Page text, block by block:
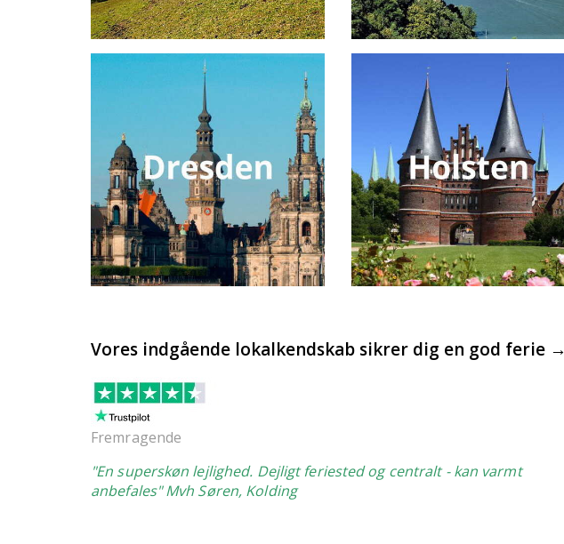
Vores indgående lokalkendskab sikrer dig en god ferie →
Fremragende
"En superskøn lejlighed. Dejligt feriested og centralt- kan varmt
anbefales" Mvh Søren, Kolding